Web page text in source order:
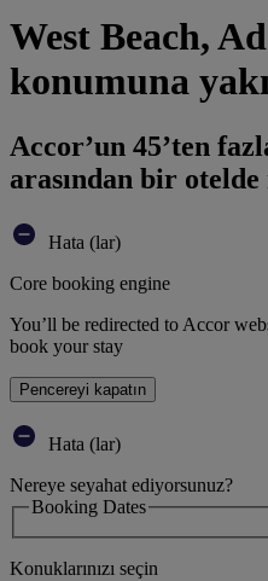
West Beach,
konumuna
Accor’un 45’ten
arasından bir otelde
Hata (lar)
Core booking engine
You’ll be redirected to Accor
book your stay
Pencereyi kapatın
Hata (lar)
Nereye seyahat ediyorsunuz?
Booking Dates
Konuklarınızı seçin